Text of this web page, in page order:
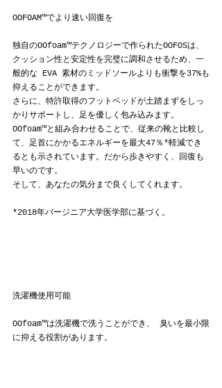
OOFOAM™でより速い回復を
独自のOOfoam™テクノロジーで作られたOOFOSは、
クッション性と安定性を完璧に調和させるため、一
般的な EVA 素材のミッドソールよりも衝撃を37%も
抑えることができます。
さらに、特許取得のフットベッドが土踏まずをしっ
かりサポートし、足を優しく包み込みます。
OOfoam™と組み合わせることで、従来の靴と比較し
て、足首にかかるエネルギーを最大47％*軽減でき
るとも示されています。だから歩きやすく、回復も
早いのです。
そして、あなたの気分まで良くしてくれます。
*2018年バージニア大学医学部に基づく。
洗濯機使用可能
OOfoam™は洗濯機で洗うことができ、 臭いを最小限
に抑える役割があります。